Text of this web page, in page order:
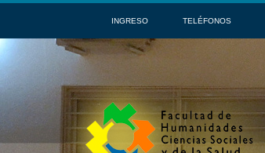
INGRESO TELÉFONOS